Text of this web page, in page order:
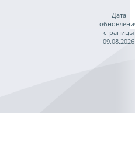
Дата
страницы
09.08.2026